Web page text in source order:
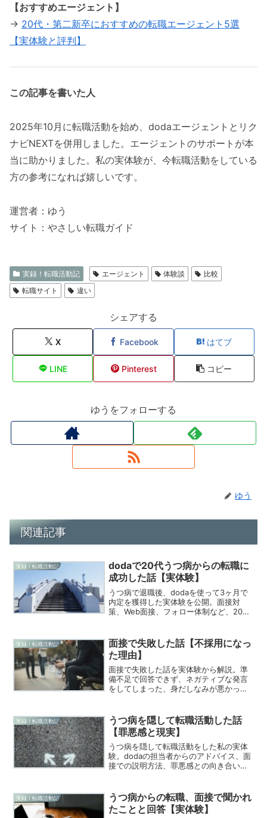
【おすすめエージェント】
→ 20代・第二新卒におすすめの転職エージェント5選
【実体験と評判】
この記事を書いた人
2025年10月に転職活動を始め、dodaエージェントとリク
ナビNEXTを併用しました。エージェントのサポートが本
当に助かりました。私の実体験が、今転職活動をしている
方の参考になれば嬉しいです。
運営者：ゆう
サイト：やさしい転職ガイド
実録！転職活動記 エージェント 体験談
比較
転職サイト
違い
シェアする
X Facebook はてブ
LINE Pinterest コピー
ゆうをフォローする
ゆう
関連記事
実録！転職活動記
dodaで20代うつ病からの転職に
成功した話【実体験】
うつ病で退職後、dodaを使って3ヶ月で
内定を獲得した実体験を公開。面接対
策、Web面接、フォロー体制など、20代
実録！転職活動記
面接で失敗した話【不採用になっ
た理由】
面接で失敗した話を実体験から解説。準
備不足で回答できず、ネガティブな発言
をしてしまった、身だしなみが悪かっ
実録！転職活動記
うつ病を隠して転職活動した話
【罪悪感と現実】
うつ病を隠して転職活動をした私の実体
験。dodaの担当者からのアドバイス、面
接での説明方法、罪悪感との向き合い方
す。
実録！転職活動記
うつ病からの転職、面接で聞かれ
たことと回答【実体験】